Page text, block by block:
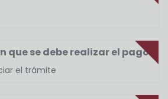
que se debe realizar el pago
el trámite